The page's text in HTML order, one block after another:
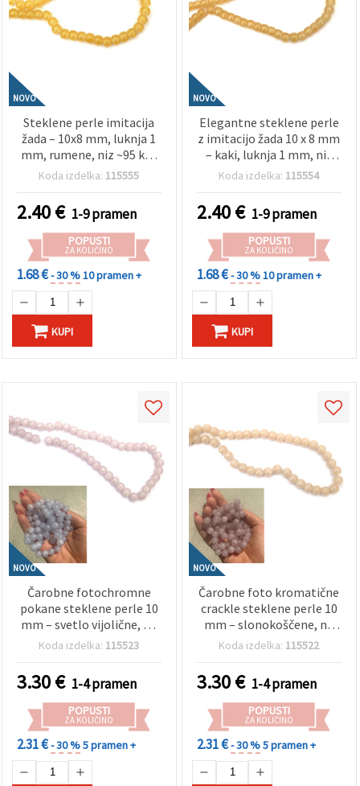
NOVO
Steklene perle imitacija
žada – 10x8 mm, luknja 1
mm, rumene, niz ~95 kos
– za izdelavo nakita,
hobby & craft projekte
Koda izdelka: 115555
2.40€ 1-9 pramen
POPUSTI
ZA KOLIČINO
1.68 €- 30 %10 pramen +
KUPI
NOVO
Elegantne steklene perle
z imitacijo žada 10 x 8 mm
– kaki, luknja 1 mm, niz
~100 kos – idealno za
in ročno izdelane kreacije
v zemeljskih tonih
Koda izdelka: 115554
2.40€ 1-9 pramen
POPUSTI
ZA KOLIČINO
1.68 €- 30 %10 pramen +
KUPI
NOVO
Čarobne fotochromne
pokane steklene perle 10
mm – svetlo vijolične, na
soncu postanejo modre,
idealne za izdelavo
interaktivnega nakita, ki
spreminja barvo na
svetlobi
Koda izdelka: 115523
3.30€ 1-4 pramen
POPUSTI
ZA KOLIČINO
2.31 €- 30 %5 pramen +
NOVO
Čarobne foto kromatične
crackle steklene perle 10
mm – slonokoščene, na
soncu postanejo vijolične,
kosov – idealne za
izdelavo unikatnega
nakita, ki se spreminja s
svetlobo
Koda izdelka: 115522
3.30€ 1-4 pramen
POPUSTI
ZA KOLIČINO
2.31 €- 30 %5 pramen +